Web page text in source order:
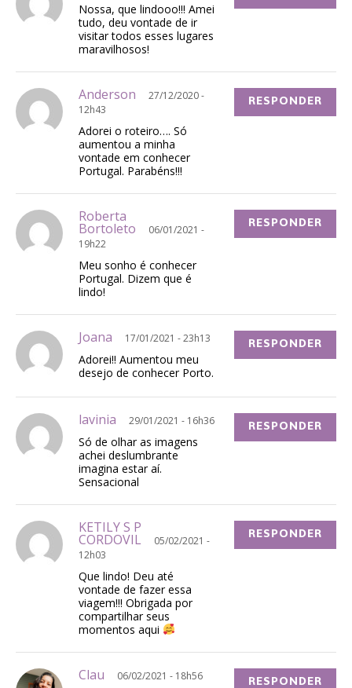
Nossa, que lindooo!!! Amei
tudo, deu vontade de ir
visitar todos esses lugares
maravilhosos!
Anderson
27/12/2020 -
12h43
Adorei o roteiro…. Só
aumentou a minha
vontade em conhecer
Portugal. Parabéns!!!
RESPONDER
Roberta
Bortoleto
06/01/2021 -
19h22
Meu sonho é conhecer
Portugal. Dizem que é
lindo!
RESPONDER
Joana 17/01/2021 - 23h13
Adorei!! Aumentou meu
desejo de conhecer Porto.
RESPONDER
lavinia 29/01/2021 - 16h36
Só de olhar as imagens
achei deslumbrante
imagina estar aí.
Sensacional
RESPONDER
KETILY S P
CORDOVIL
05/02/2021 -
12h03
Que lindo! Deu até
vontade de fazer essa
viagem!!! Obrigada por
compartilhar seus
momentos aqui
RESPONDER
Clau 06/02/2021 - 18h56 RESPONDER